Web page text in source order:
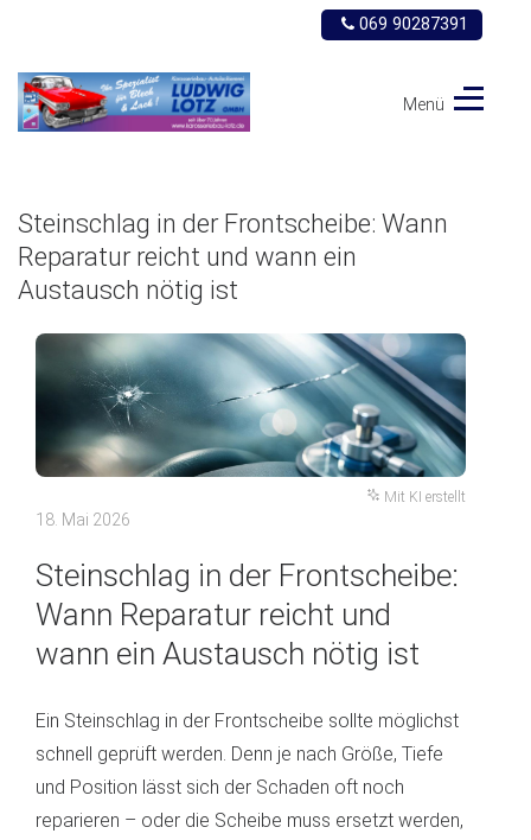
069 90287391
Menü
Steinschlag in der Frontscheibe: Wann
Reparatur reicht und wann ein
Austausch nötig ist
Mit KI erstellt
18. Mai 2026
Steinschlag in der Frontscheibe:
Wann Reparatur reicht und
wann ein Austausch nötig ist
Ein Steinschlag in der Frontscheibe sollte möglichst
schnell geprüft werden. Denn je nach Größe, Tiefe
und Position lässt sich der Schaden oft noch
reparieren – oder die Scheibe muss ersetzt werden,